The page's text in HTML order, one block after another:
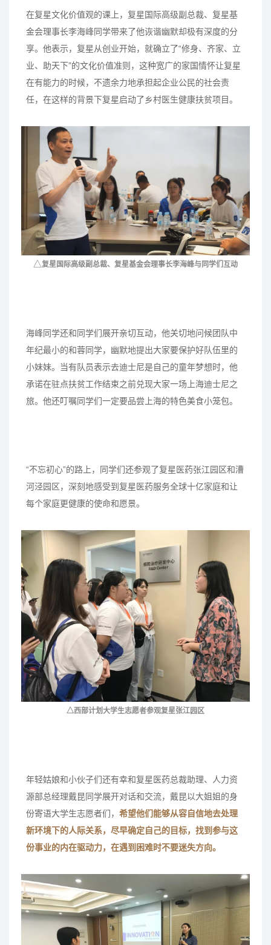
在复星文化价值观的课上，复星国际高级副总裁、复星基
金会理事长李海峰同学带来了他诙谐幽默却极有深度的分
享。他表示，复星从创业开始，就确立了“修身、齐家、立
业、助天下”的文化价值准则，这种宽广的家国情怀让复星
在有能力的时候，不遗余力地承担起企业公民的社会责
任，在这样的背景下复星启动了乡村医生健康扶贫项目。
△复星国际高级副总裁、复星基金会理事长李海峰与同学们互动
海峰同学还和同学们展开亲切互动，他关切地问候团队中
年纪最小的和蓉同学，幽默地提出大家要保护好队伍里的
小妹妹。当有队员表示去迪士尼是自己的童年梦想时，他
承诺在驻点扶贫工作结束之前兑现大家一场上海迪士尼之
旅。他还叮嘱同学们一定要品尝上海的特色美食小笼包。
“不忘初心”的路上，同学们还参观了复星医药张江园区和漕
河泾园区，深刻地感受到复星医药服务全球十亿家庭和让
每个家庭更健康的使命和愿景。
△西部计划大学生志愿者参观复星张江园区
年轻姑娘和小伙子们还有幸和复星医药总裁助理、人力资
源部总经理戴昆同学展开对话和交流，戴昆以大姐姐的身
份寄语大学生志愿者们， 希望他们能够从容自信地去处理
新环境下的人际关系，尽早确定自己的目标，找到参与这
份事业的内在驱动力，在遇到困难时不要迷失方向。